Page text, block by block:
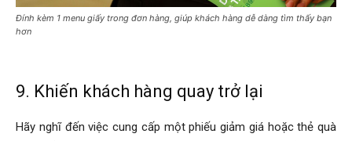
Đính kèm 1 menu giấy trong đơn hàng, giúp khách hàng dễ dàng tìm thấy bạn
hơn
9. Khiến khách hàng quay trở lại
Hãy nghĩ đến việc cung cấp một phiếu giảm giá hoặc thẻ quà